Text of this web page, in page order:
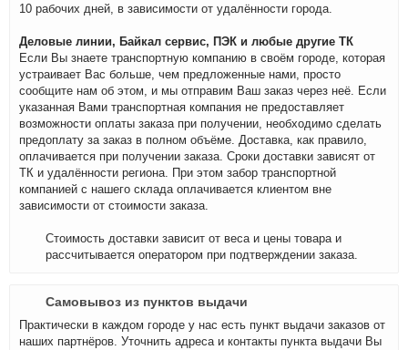
10 рабочих дней, в зависимости от удалённости города.
Деловые линии, Байкал сервис, ПЭК и любые другие ТК
Если Вы знаете транспортную компанию в своём городе, которая
устраивает Вас больше, чем предложенные нами, просто
сообщите нам об этом, и мы отправим Ваш заказ через неё. Если
указанная Вами транспортная компания не предоставляет
возможности оплаты заказа при получении, необходимо сделать
предоплату за заказ в полном объёме. Доставка, как правило,
оплачивается при получении заказа. Сроки доставки зависят от
ТК и удалённости региона. При этом забор транспортной
компанией с нашего склада оплачивается клиентом вне
зависимости от стоимости заказа.
Стоимость доставки зависит от веса и цены товара и
рассчитывается оператором при подтверждении заказа.
Самовывоз из пунктов выдачи
Практически в каждом городе у нас есть пункт выдачи заказов от
наших партнёров. Уточнить адреса и контакты пункта выдачи Вы